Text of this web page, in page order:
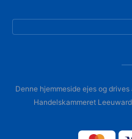
Denne hjemmeside ejes og
Handelskammeret